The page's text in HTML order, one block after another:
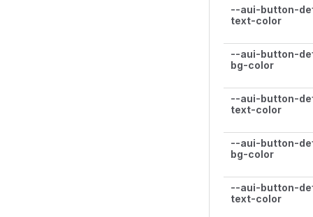
--aui-button-
text-color
--aui-button-
bg-color
--aui-button-
text-color
--aui-button-
bg-color
--aui-button-
text-color